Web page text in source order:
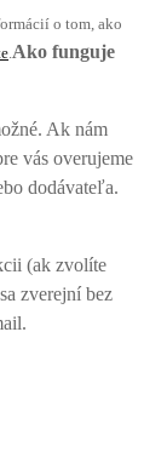
o tom, ako
.Ako funguje
Ak nám
vás overujeme
dodávateľa.
(ak zvolíte
zverejní bez